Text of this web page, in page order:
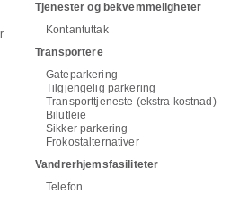
Tjenester og bekvemmeligheter
Kontantuttak
Transportere
Gateparkering
Tilgjengelig parkering
Transporttjeneste (ekstra kostnad)
Bilutleie
Sikker parkering
Frokostalternativer
Vandrerhjemsfasiliteter
Telefon